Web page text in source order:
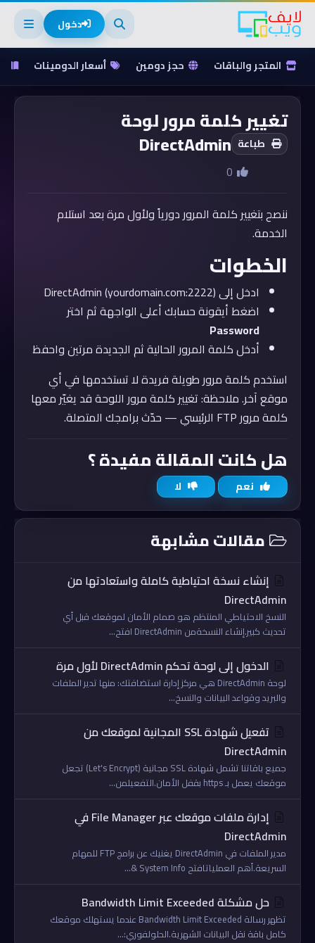
دخول
المتجر والباقات حجز دومين أسعار الدومينات
تغيير كلمة مرور لوحة
DirectAdmin طباعة
0
ننصح بتغيير كلمة المرور دورياً ولأول مرة بعد استلام
الخدمة.
الخطوات
ادخل إلى DirectAdmin (yourdomain.com:2222)
اضغط أيقونة حسابك أعلى الواجهة ثم اختر
Password
أدخل كلمة المرور الحالية ثم الجديدة مرتين واحفظ
استخدم كلمة مرور طويلة فريدة لا تستخدمها في أي
موقع آخر. ملاحظة: تغيير كلمة مرور اللوحة قد يغيّر معها
كلمة مرور FTP الرئيسي — حدّث برامجك المتصلة.
هل كانت المقالة مفيدة ؟
مقالات مشابهة
إنشاء نسخة احتياطية كاملة واستعادتها من
DirectAdmin
النسخ الاحتياطي المنتظم هو صمام الأمان لموقعك قبل أي
تحديث كبير.إنشاء النسخةمن DirectAdmin افتح...
الدخول إلى لوحة تحكم DirectAdmin لأول مرة
لوحة DirectAdmin هي مركز إدارة استضافتك: منها تدير الملفات
والبريد وقواعد البيانات والنسخ...
تفعيل شهادة SSL المجانية لموقعك من
DirectAdmin
جميع باقاتنا تشمل شهادة SSL مجانية (Let's Encrypt) تجعل
موقعك يعمل بـ https بقفل الأمان.التفعيلمن...
إدارة ملفات موقعك عبر File Manager في
DirectAdmin
مدير الملفات في DirectAdmin يغنيك عن برامج FTP للمهام
السريعة.أهم العملياتافتح System Info &...
حل مشكلة Bandwidth Limit Exceeded
تظهر رسالة Bandwidth Limit Exceeded عندما يستهلك موقعك
كامل باقة نقل البيانات الشهرية.الحلولفوري:...